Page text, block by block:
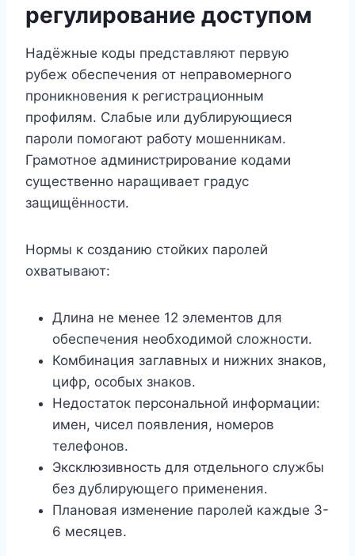
регулирование доступом
Надёжные коды представляют первую
рубеж обеспечения от неправомерного
проникновения к регистрационным
профилям. Слабые или дублирующиеся
пароли помогают работу мошенникам.
Грамотное администрирование кодами
существенно наращивает градус
защищённости.
Нормы к созданию стойких паролей
охватывают:
Длина не менее 12 элементов для
обеспечения необходимой сложности.
Комбинация заглавных и нижних знаков,
цифр, особых знаков.
Недостаток персональной информации:
имен, чисел появления, номеров
телефонов.
Эксклюзивность для отдельного службы
без дублирующего применения.
Плановая изменение паролей каждые 3-
6 месяцев.